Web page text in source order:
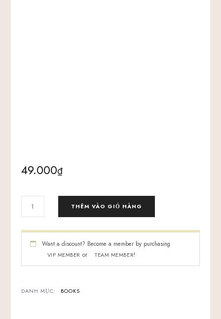
49.000₫
ATTITUDE
KEY
THÊM VÀO GIỎ HÀNG
Want a discount? Become a member by purchasing
VIP MEMBER or TEAM MEMBER!
DANH MỤC: BOOKS